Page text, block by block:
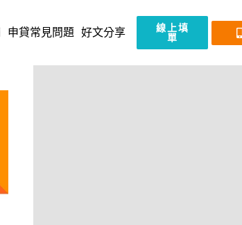
申貸常見問題 好文分享
線上填
單